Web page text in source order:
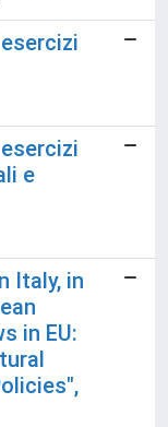
e
Italy, in
in EU: